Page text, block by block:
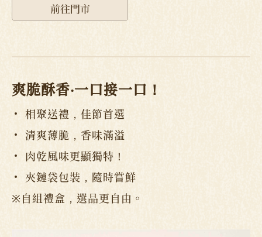
前往門市
爽脆酥香‧一口接一口！
相聚送禮，佳節首選
清爽薄脆，香味滿溢
肉乾風味更顯獨特！
夾鏈袋包裝，隨時嘗鮮
※自組禮盒，選品更自由。